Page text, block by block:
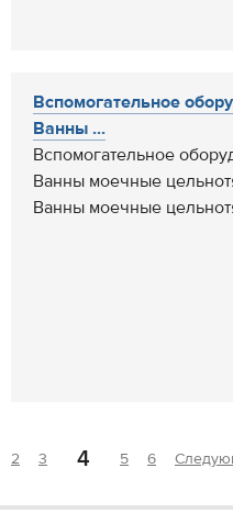
Вспомогательное
Ванны ...
Вспомогательное
Ванны моечные
Ванны моечные
2 3 4 5 6